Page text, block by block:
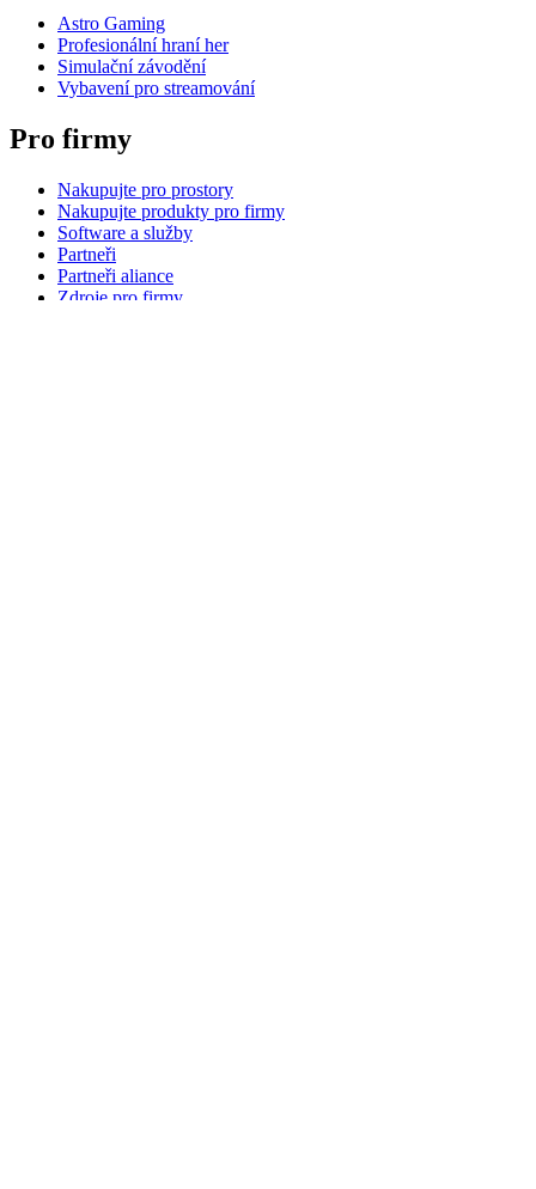
Astro Gaming
Profesionální hraní her
Simulační závodění
Vybavení pro streamování
Pro firmy
Nakupujte pro prostory
Nakupujte produkty pro firmy
Software a služby
Partneři
Partneři aliance
Zdroje pro firmy